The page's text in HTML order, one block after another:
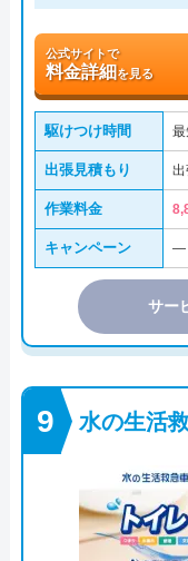
公式サイトで
料金詳細を見る
駆けつけ時間
出張見積もり
作業料金
キャンペーン ―
サー
水の生活